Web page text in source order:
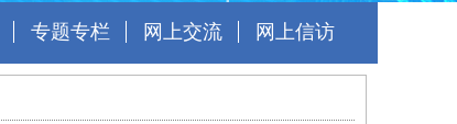
专题专栏 网上交流 网上信访